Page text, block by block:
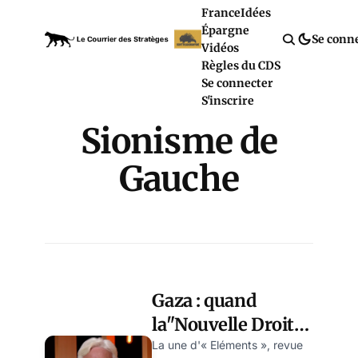
FranceIdées
Épargne
Vidéos
Règles du CDS
Se connecter
S'inscrire
Se
Sionisme de
Gauche
Gaza : quand
la"Nouvelle Droite"
récupère le
La une d'« Eléments », revue